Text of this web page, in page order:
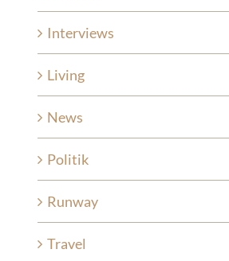
Interviews
Living
News
Politik
Runway
Travel